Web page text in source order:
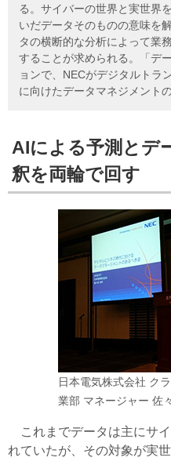
る。サイバーの世界と実世界
いだデータそのものの意味を
タの横断的な分析によって業
することが求められる。「デ
ョンで、NECがデジタルトラ
に向けたデータマネジメント
AIによる予測とデ
釈を両輪で回す
日本電気株式会社 ク
業部 マネージャー 佐
これまでデータは主にサ
れていたが、その対象が実